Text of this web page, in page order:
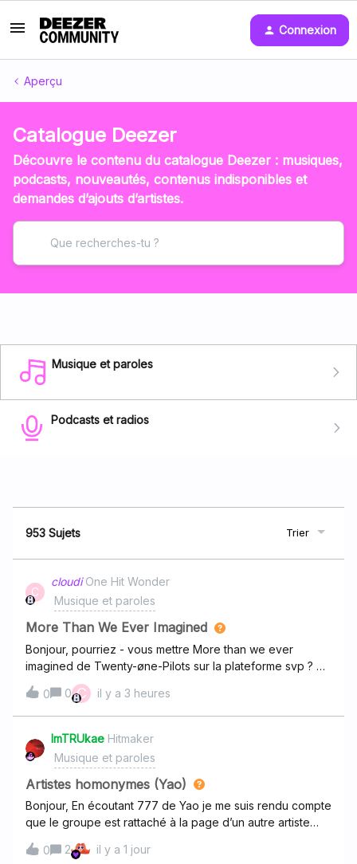
Connexion
Aperçu
Catalogue Deezer
Découvre le contenu du catalogue Deezer : musiques,
podcasts, nouveautés, contenus indisponibles et
demandes d’ajouts d’artistes.
Musique et paroles
Podcasts et radios
953 Sujets Trier
C
cloudi One Hit Wonder
Musique et paroles
More Than We Ever Imagined
Bonjour, pourriez - vous mettre More than we ever
imagined de Twenty-øne-Pilots sur la plateforme svp ? 🥰
Toute la communauté l'attend avec impatience ! Merci :)
0
0 C il y a 3 heures
ImTRUkae Hitmaker
Musique et paroles
Artistes homonymes (Yao)
Bonjour, En écoutant 777 de Yao je me suis rendu compte
que le groupe est rattaché à la page d’un autre artiste
ici https://www.deezer.com/en/artist/533562 mais il
0 2 il y a 1 jour